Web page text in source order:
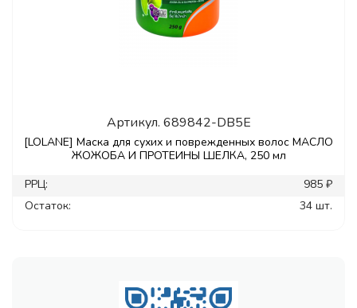
Артикул. 689842-DB5E
[LOLANE] Маска для сухих и поврежденных волос МАСЛО
ЖОЖОБА И ПРОТЕИНЫ ШЕЛКА, 250 мл
РРЦ:
985 ₽
Остаток:
34 шт.